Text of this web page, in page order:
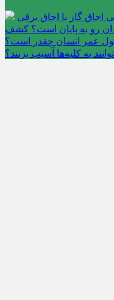
اجاق گاز با اجاق برقی
رو به پایان است؟ کشف
عمر انسان چقدر است؟
به کلیه‌ها آسیب بزنند؟